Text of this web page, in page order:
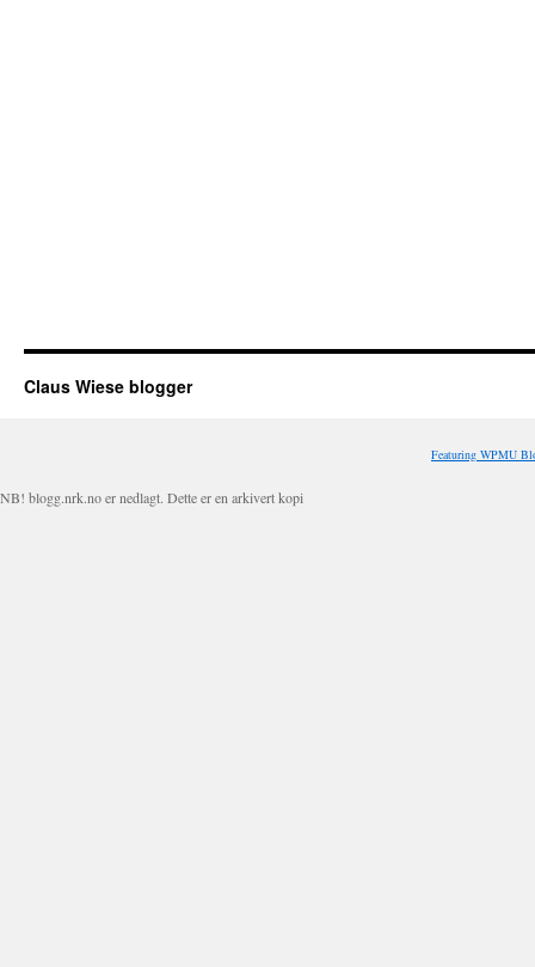
Claus Wiese blogger
Featuring WPMU
NB! blogg.nrk.no er nedlagt. Dette er en arkivert kopi